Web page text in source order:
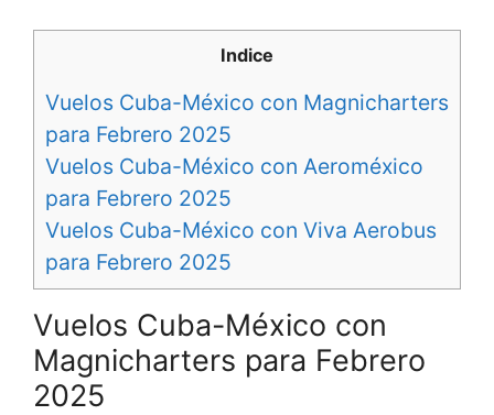
Indice
Vuelos Cuba-México con Magnicharters
para Febrero 2025
Vuelos Cuba-México con Aeroméxico
para Febrero 2025
Vuelos Cuba-México con Viva Aerobus
para Febrero 2025
Vuelos Cuba-México con
Magnicharters para Febrero
2025